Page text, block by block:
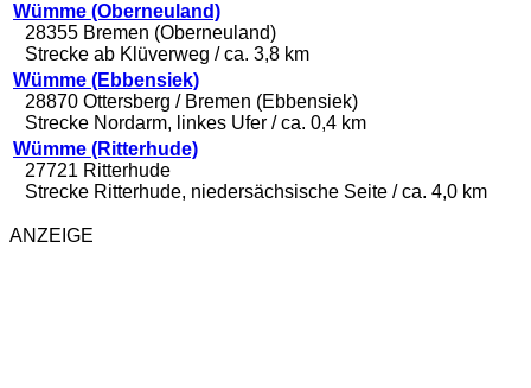
Wümme (Oberneuland)
28355 Bremen (Oberneuland)
Strecke ab Klüverweg / ca. 3,8 km
Wümme (Ebbensiek)
28870 Ottersberg / Bremen (Ebbensiek)
Strecke Nordarm, linkes Ufer / ca. 0,4 km
Wümme (Ritterhude)
27721 Ritterhude
Strecke Ritterhude, niedersächsische Seite / ca. 4,0 km
ANZEIGE